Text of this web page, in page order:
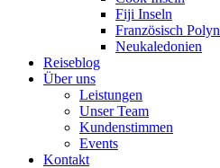
Fiji Inseln
Französisch
Neukaledonien
Reiseblog
Über uns
Leistungen
Unser Team
Kundenstimmen
Events
Kontakt